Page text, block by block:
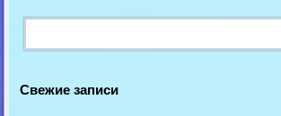
Свежие записи